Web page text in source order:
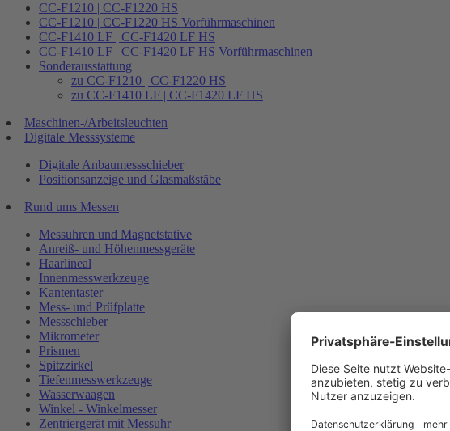
CC-F1210 | CC-F1220 HS
CC-F1210 | CC-F1220 HS Vorführmaschinen
CC-F1410 LF | CC-F1420 LF HS
CC-F1410 LF | CC-F1420 LF HS Vorführmaschinen
Sonderausstattung
zu CC-F1210 | CC-F1220 HS
zu CC-F1410 LF | CC-F1420 LF HS
Maschinen-/Arbeitsleuchten
Digitale Messsysteme
Digitale Anbaumessschieber
Positionsanzeige und Glasmaßstäbe
Rund ums Messen
Messuhren und Magnetstative
Anreiß- und Höhenmessgeräte
Haarlineal
Innenmesswerkzeuge
Kantentaster
Mess- und Prüfplatte
Messschieber
Mikrometer
Prismen
Spitzzirkel
Tiefenmesswerkzeuge
Wasserwaagen
Winkel - Winkelmesser
Zentriergerät mit Messuhr